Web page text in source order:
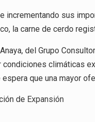
incrementando sus
la carne de cerdo
del Grupo
condiciones climáticas
que una mayor
de Expansión